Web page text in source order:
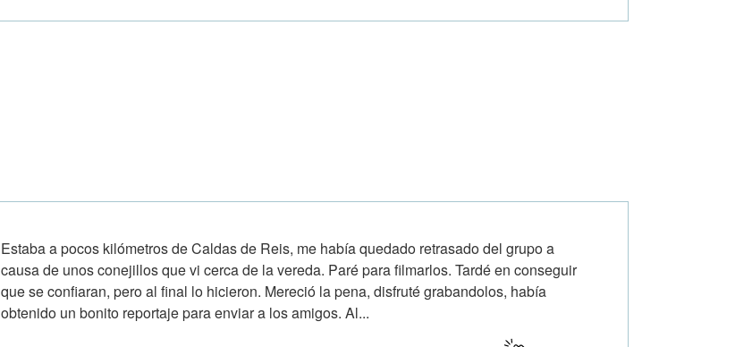
Estaba a pocos kilómetros de Caldas de Reis, me había quedado retrasado del grupo a
causa de unos conejillos que vi cerca de la vereda. Paré para filmarlos. Tardé en conseguir
que se confiaran, pero al final lo hicieron. Mereció la pena, disfruté grabandolos, había
obtenido un bonito reportaje para enviar a los amigos. Al...